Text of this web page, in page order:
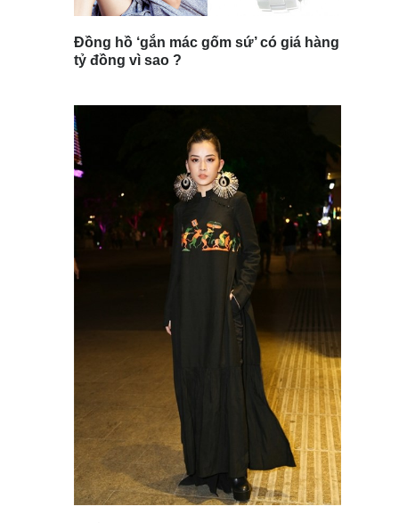
Đồng hồ ‘gắn mác gốm sứ’ có giá hàng
tỷ đồng vì sao ?